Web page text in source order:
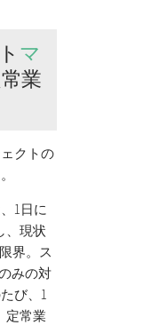
マ
業
クトの
1日に
、現状
界。ス
みの対
び、1
定常業